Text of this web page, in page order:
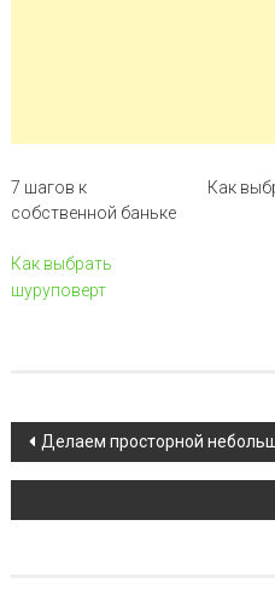
7 шагов к
собственной баньке
Как
Как выбрать
шуруповерт
Навигация по
Делаем просторной